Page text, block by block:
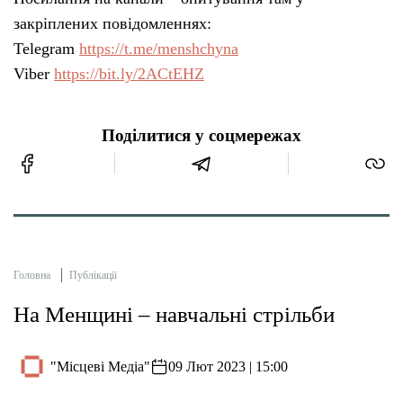
закріплених повідомленнях:
Telegram https://t.me/menshchyna
Viber https://bit.ly/2ACtEHZ
Поділитися у соцмережах
Головна Публікації
На Менщині – навчальні стрільби
"Місцеві Медіа" 09 Лют 2023 | 15:00